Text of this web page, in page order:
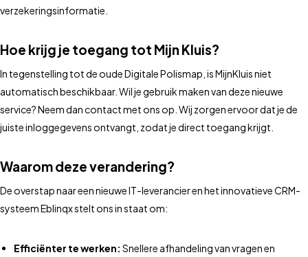
verzekeringsinformatie.
Hoe krijg je toegang tot Mijn Kluis?
In tegenstelling tot de oude Digitale Polismap, is MijnKluis niet
automatisch beschikbaar. Wil je gebruik maken van deze nieuwe
service? Neem dan contact met ons op. Wij zorgen ervoor dat je de
juiste inloggegevens ontvangt, zodat je direct toegang krijgt.
Waarom deze verandering?
De overstap naar een nieuwe IT-leverancier en het innovatieve CRM-
systeem Eblinqx stelt ons in staat om:
Efficiënter te werken: Snellere afhandeling van vragen en